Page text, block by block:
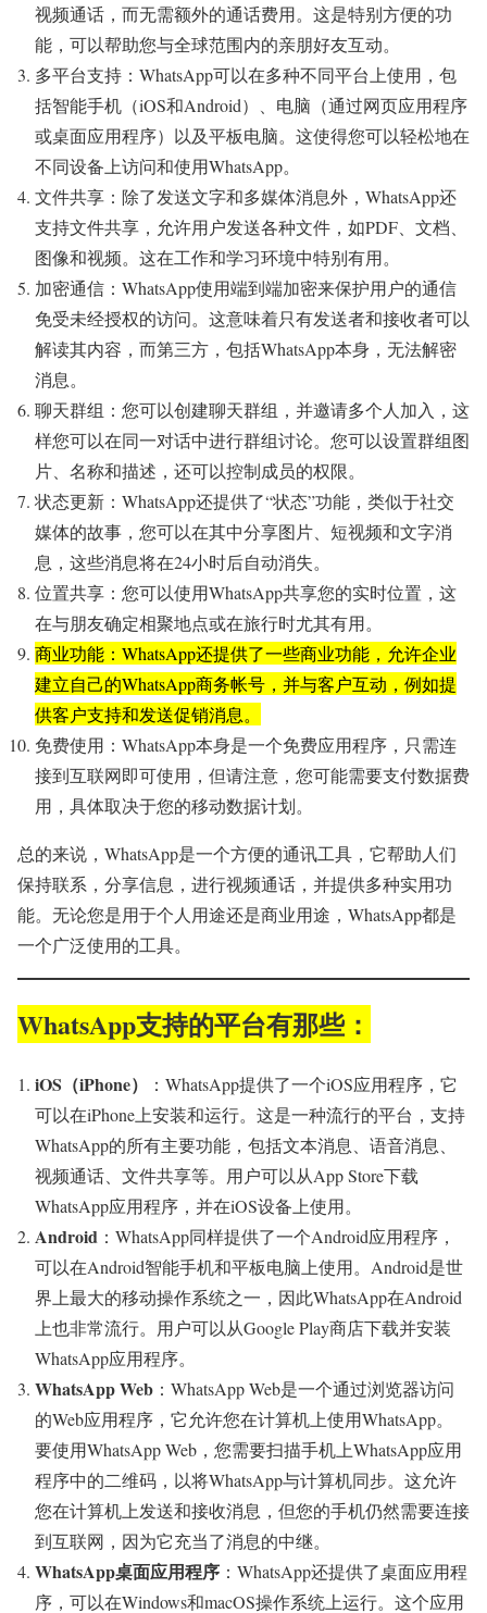
视频通话，而无需额外的通话费用。这是特别方便的功
能，可以帮助您与全球范围内的亲朋好友互动。
多平台支持：WhatsApp可以在多种不同平台上使用，包
括智能手机（iOS和Android）、电脑（通过网页应用程序
或桌面应用程序）以及平板电脑。这使得您可以轻松地在
不同设备上访问和使用WhatsApp。
文件共享：除了发送文字和多媒体消息外，WhatsApp还
支持文件共享，允许用户发送各种文件，如PDF、文档、
图像和视频。这在工作和学习环境中特别有用。
加密通信：WhatsApp使用端到端加密来保护用户的通信
免受未经授权的访问。这意味着只有发送者和接收者可以
解读其内容，而第三方，包括WhatsApp本身，无法解密
消息。
聊天群组：您可以创建聊天群组，并邀请多个人加入，这
样您可以在同一对话中进行群组讨论。您可以设置群组图
片、名称和描述，还可以控制成员的权限。
状态更新：WhatsApp还提供了“状态”功能，类似于社交
媒体的故事，您可以在其中分享图片、短视频和文字消
息，这些消息将在24小时后自动消失。
位置共享：您可以使用WhatsApp共享您的实时位置，这
在与朋友确定相聚地点或在旅行时尤其有用。
商业功能：WhatsApp还提供了一些商业功能，允许企业
建立自己的WhatsApp商务帐号，并与客户互动，例如提
供客户支持和发送促销消息。
免费使用：WhatsApp本身是一个免费应用程序，只需连
接到互联网即可使用，但请注意，您可能需要支付数据费
用，具体取决于您的移动数据计划。
总的来说，WhatsApp是一个方便的通讯工具，它帮助人们
保持联系，分享信息，进行视频通话，并提供多种实用功
能。无论您是用于个人用途还是商业用途，WhatsApp都是
一个广泛使用的工具。
WhatsApp支持的平台有那些 ：
iOS（iPhone）
：WhatsApp提供了一个iOS应用程序，它
可以在iPhone上安装和运行。这是一种流行的平台，支持
WhatsApp的所有主要功能，包括文本消息、语音消息、
视频通话、文件共享等。用户可以从App Store下载
WhatsApp应用程序，并在iOS设备上使用。
Android ：WhatsApp同样提供了一个Android应用程序，
可以在Android智能手机和平板电脑上使用。Android是世
界上最大的移动操作系统之一，因此WhatsApp在Android
上也非常流行。用户可以从Google Play商店下载并安装
WhatsApp应用程序。
WhatsApp Web ：WhatsApp Web是一个通过浏览器访问
的Web应用程序，它允许您在计算机上使用WhatsApp。
要使用WhatsApp Web，您需要扫描手机上WhatsApp应用
程序中的二维码，以将WhatsApp与计算机同步。这允许
您在计算机上发送和接收消息，但您的手机仍然需要连接
到互联网，因为它充当了消息的中继。
WhatsApp桌面应用程序 ：WhatsApp还提供了桌面应用程
序，可以在Windows和macOS操作系统上运行。这个应用